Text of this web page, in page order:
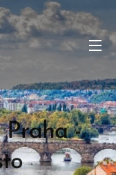
Praha -